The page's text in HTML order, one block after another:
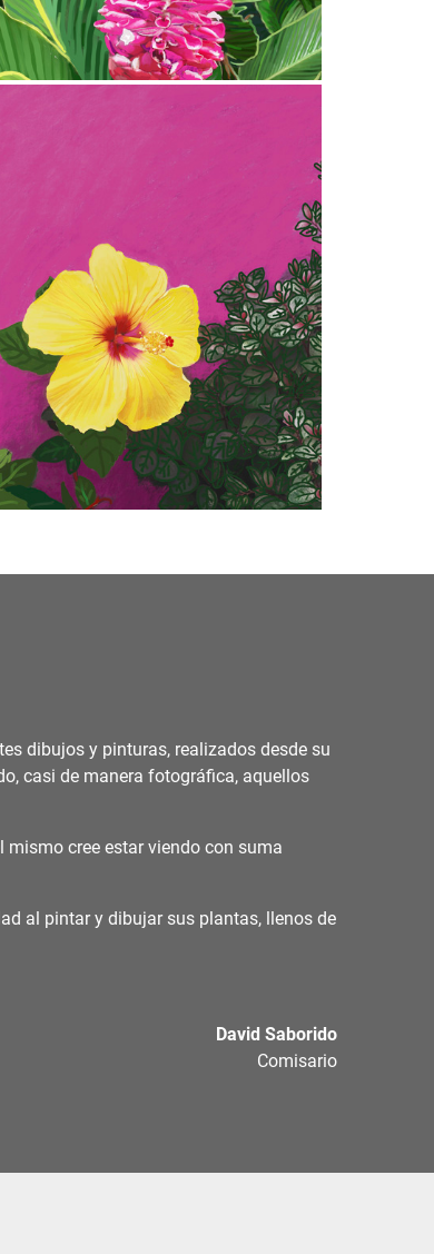
dibujos y pinturas, realizados desde su
casi de manera fotográfica, aquellos
mismo cree estar viendo con suma
al pintar y dibujar sus plantas, llenos de
David Saborido
Comisario